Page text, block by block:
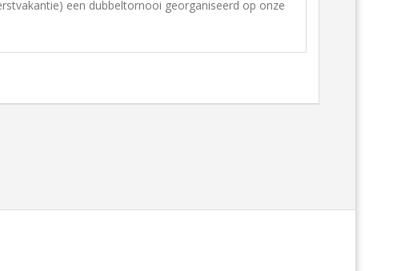
een dubbeltornooi georganiseerd op onze